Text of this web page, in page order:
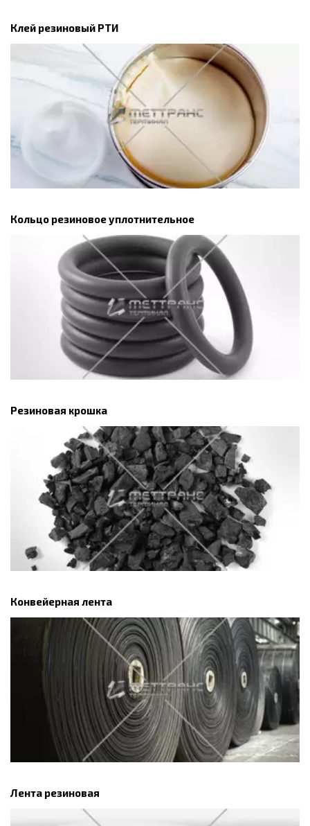
Клей резиновый РТИ
Кольцо резиновое уплотнительное
Резиновая крошка
Конвейерная лента
Лента резиновая